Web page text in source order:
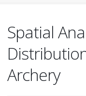
Spatial
Archery